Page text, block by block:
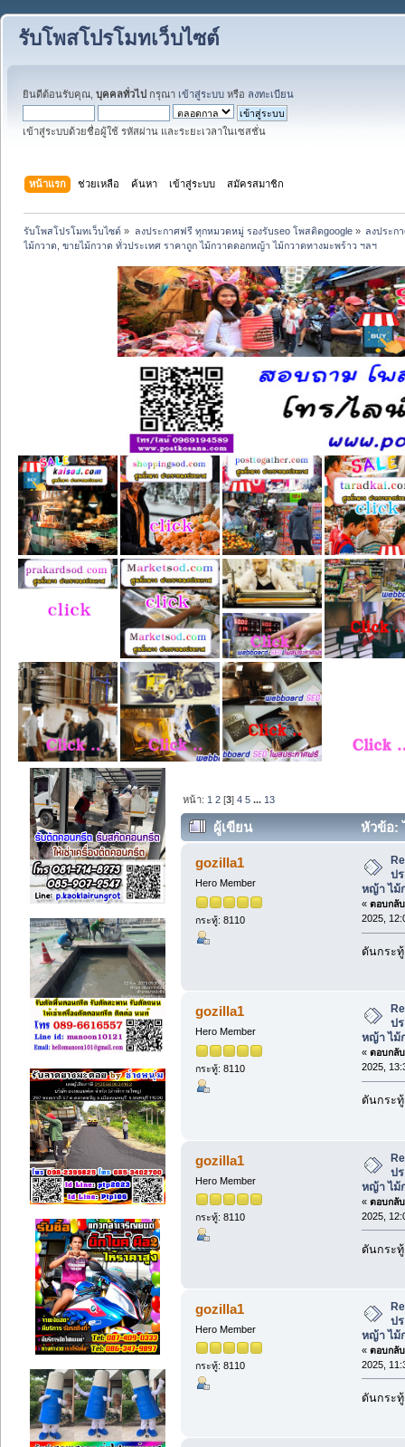
รับโพสโปรโมทเว็บไซต์
ยินดีต้อนรับคุณ, บุคคลทั่วไป กรุณา เข้าสู่ระบบ หรือ ลงทะเบียน
เข้าสู่ระบบด้วยชื่อผู้ใช้ รหัสผ่าน และระยะเวลาในเซสชั่น
หน้าแรก ช่วยเหลือ ค้นหา เข้าสู่ระบบ สมัครสมาชิก
รับโพสโปรโมทเว็บไซต์ » ลงประกาศฟรี ทุกหมวดหมู่ รองรับseo โพสติดgoogle» ลงประก
ไม้กวาด, ขายไม้กวาด ทั่วประเทศ ราคาถูก ไม้กวาดดอกหญ้า ไม้กวาดทางมะพร้าว ฯลฯ
หน้า: 1 2 [3]4 5 ... 13
ผู้เขียน
หัวข้อ:
ดอกหญ้า ไม้กวาดทางมะพร้าว ฯลฯ (
gozilla1
Hero Member
กระทู้: 8110
ป
หญ้า ไม้
« ตอบกลั
2025,
ดันกระ
gozilla1
Hero Member
กระทู้: 8110
ป
หญ้า ไม้
« ตอบกลั
2025,
ดันกระ
gozilla1
Hero Member
กระทู้: 8110
ป
หญ้า ไม้
« ตอบกลั
2025,
ดันกระ
gozilla1
Hero Member
กระทู้: 8110
ป
หญ้า ไม้
« ตอบกลั
2025,
ดันกระ